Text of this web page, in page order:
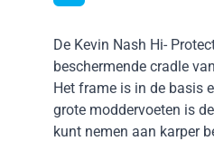
De Kevin Nash Hi-
beschermende cradle
Het frame is in de basis
grote moddervoeten is
kunt nemen aan karper